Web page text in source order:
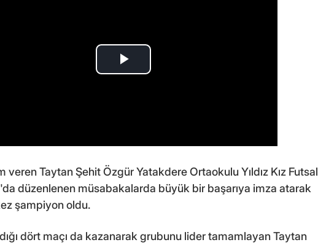
veren Taytan Şehit Özgür Yatakdere Ortaokulu Yıldız Kız Futsal
'da düzenlenen müsabakalarda büyük bir başarıya imza atarak
şampiyon oldu.
dört maçı da kazanarak grubunu lider tamamlayan Taytan